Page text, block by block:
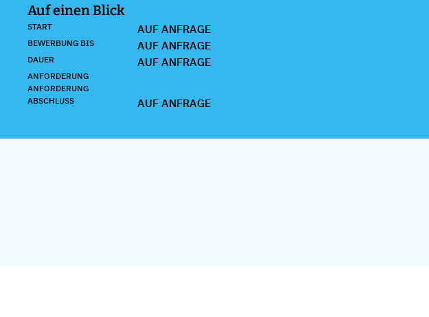
Auf einen Blick
START AUF ANFRAGE
BEWERBUNG BIS AUF ANFRAGE
DAUER AUF ANFRAGE
ANFORDERUNG
ANFORDERUNG
ABSCHLUSS
AUF ANFRAGE